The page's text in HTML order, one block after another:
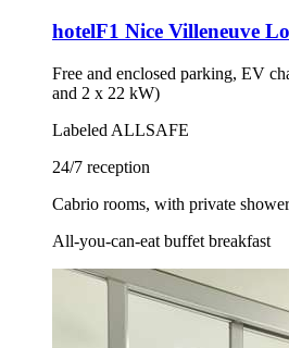
hotelF1 Nice Villeneuve
Free and enclosed parking, EV
and 2 x 22 kW)
Labeled ALLSAFE
24/7 reception
Cabrio rooms, with private
All-you-can-eat buffet breakfast